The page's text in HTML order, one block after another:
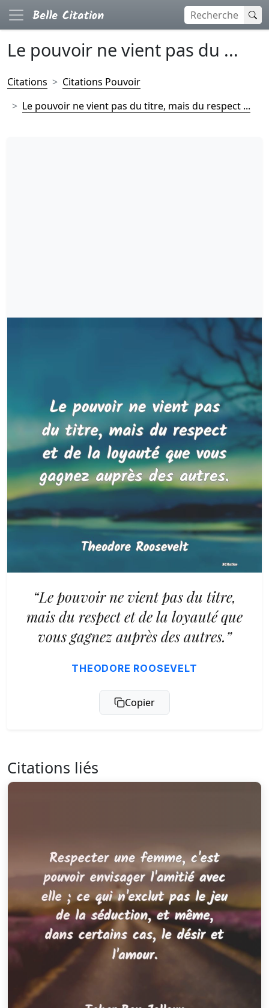
Le pouvoir ne vient pas du ...
Citations
Citations Pouvoir
Le pouvoir ne vient pas du titre, mais du respect ...
“Le pouvoir ne vient pas du titre,
mais du respect et de la loyauté que
vous gagnez auprès des autres.”
THEODORE ROOSEVELT
Copier
Citations liés